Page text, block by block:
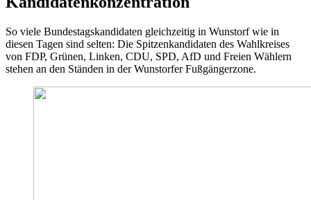
So viele Bundestagskandidaten gleichzeitig in Wunstorf wie in
diesen Tagen sind selten: Die Spitzenkandidaten des Wahlkreises
von FDP, Grünen, Linken, CDU, SPD, AfD und Freien Wählern
stehen an den Ständen in der Wunstorfer Fußgängerzone.